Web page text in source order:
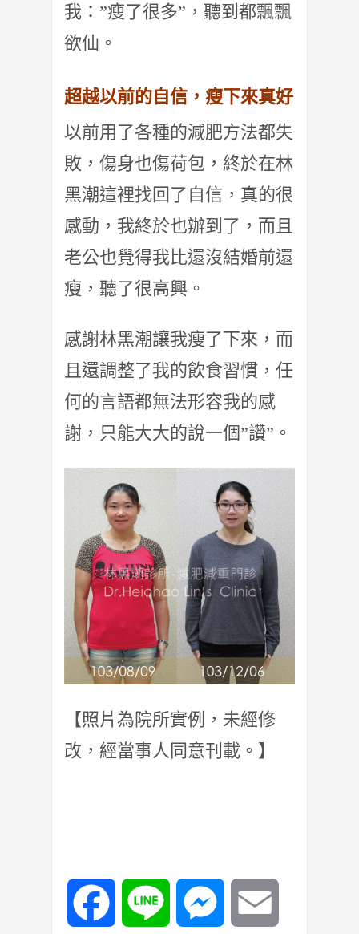
我：”瘦了很多”，聽到都飄飄
欲仙。
超越以前的自信，瘦下來真好
以前用了各種的減肥方法都失
敗，傷身也傷荷包，終於在林
黑潮這裡找回了自信，真的很
感動，我終於也辦到了，而且
老公也覺得我比還沒結婚前還
瘦，聽了很高興。
感謝林黑潮讓我瘦了下來，而
且還調整了我的飲食習慣，任
何的言語都無法形容我的感
謝，只能大大的說一個”讚”。
【照片為院所實例，未經修
改，經當事人同意刊載。】
Facebook Line Messenger